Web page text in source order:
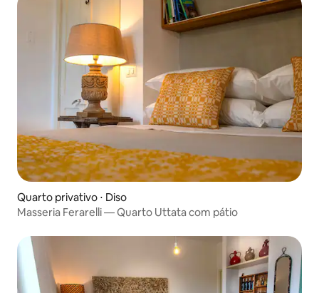
Quarto privativo ⋅ Diso
Masseria Ferarelli — Quarto Uttata com pátio